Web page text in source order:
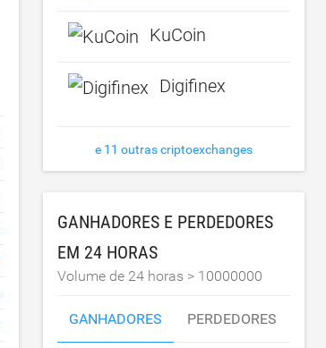
KuCoin
Digifinex
e 11 outras criptoexchanges
GANHADORES E PERDEDORES
EM 24 HORAS
Volume de 24 horas > 10000000
GANHADORES PERDEDORES